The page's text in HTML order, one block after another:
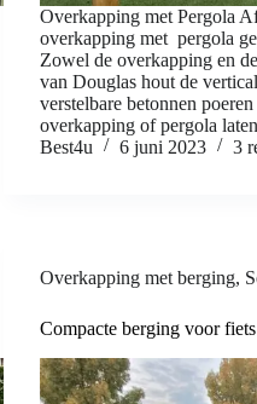
Overkapping met Pergola
overkapping met pergola
Zowel de overkapping en
van Douglas hout de
verstelbare betonnen
overkapping of pergola
Best4u
6 juni 2023 3
Overkapping met berging,
Compacte berging voor